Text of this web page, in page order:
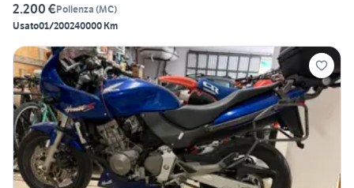
2.200 €Pollenza (MC)
Usato01/200240000 Km